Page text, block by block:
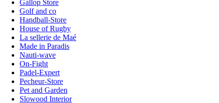
Gallop Store
Golf and co
Handball-Store
House of Rugby
La sellerie de Maé
Made in Paradis
Nauti-wave
On-Fight
Padel-Expert
Pecheur-Store
Pet and Garden
Slowood Interior